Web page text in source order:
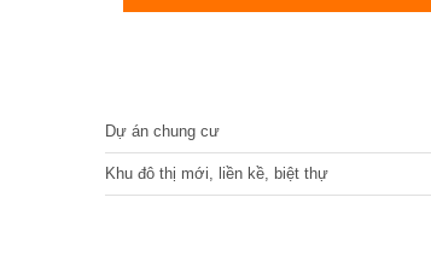
Dự án chung cư
Khu đô thị mới, liền kề, biệt thự